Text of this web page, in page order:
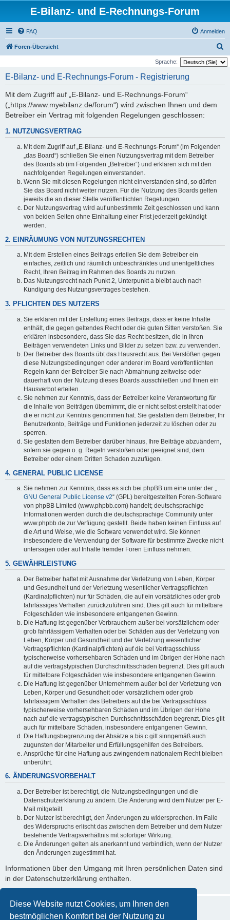
Diese Website nutzt Cookies, um Ihnen den
bestmöglichen Komfort bei der Nutzung zu
E-Bilanz- und E-Rechnungs-Forum
FAQ Anmelden
Foren-Übersicht
u
Sprache:
E-Bilanz- und E-Rechnungs-Forum - Registrierung
Mit dem Zugriff auf „E-Bilanz- und E-Rechnungs-Forum“
(„https://www.myebilanz.de/forum“) wird zwischen Ihnen und dem
Betreiber ein Vertrag mit folgenden Regelungen geschlossen:
1. NUTZUNGSVERTRAG
Mit dem Zugriff auf „E-Bilanz- und E-Rechnungs-Forum“ (im Folgenden
„das Board“) schließen Sie einen Nutzungsvertrag mit dem Betreiber
des Boards ab (im Folgenden „Betreiber“) und erklären sich mit den
nachfolgenden Regelungen einverstanden.
Wenn Sie mit diesen Regelungen nicht einverstanden sind, so dürfen
Sie das Board nicht weiter nutzen. Für die Nutzung des Boards gelten
jeweils die an dieser Stelle veröffentlichten Regelungen.
Der Nutzungsvertrag wird auf unbestimmte Zeit geschlossen und kann
von beiden Seiten ohne Einhaltung einer Frist jederzeit gekündigt
werden.
2. EINRÄUMUNG VON NUTZUNGSRECHTEN
Mit dem Erstellen eines Beitrags erteilen Sie dem Betreiber ein
einfaches, zeitlich und räumlich unbeschränktes und unentgeltliches
Recht, Ihren Beitrag im Rahmen des Boards zu nutzen.
Das Nutzungsrecht nach Punkt 2, Unterpunkt a bleibt auch nach
Kündigung des Nutzungsvertrages bestehen.
3. PFLICHTEN DES NUTZERS
Sie erklären mit der Erstellung eines Beitrags, dass er keine Inhalte
enthält, die gegen geltendes Recht oder die guten Sitten verstoßen. Sie
erklären insbesondere, dass Sie das Recht besitzen, die in Ihren
Beiträgen verwendeten Links und Bilder zu setzen bzw. zu verwenden.
Der Betreiber des Boards übt das Hausrecht aus. Bei Verstößen gegen
diese Nutzungsbedingungen oder anderer im Board veröffentlichten
Regeln kann der Betreiber Sie nach Abmahnung zeitweise oder
dauerhaft von der Nutzung dieses Boards ausschließen und Ihnen ein
Hausverbot erteilen.
Sie nehmen zur Kenntnis, dass der Betreiber keine Verantwortung für
die Inhalte von Beiträgen übernimmt, die er nicht selbst erstellt hat oder
die er nicht zur Kenntnis genommen hat. Sie gestatten dem Betreiber, Ihr
Benutzerkonto, Beiträge und Funktionen jederzeit zu löschen oder zu
sperren.
Sie gestatten dem Betreiber darüber hinaus, Ihre Beiträge abzuändern,
sofern sie gegen o. g. Regeln verstoßen oder geeignet sind, dem
Betreiber oder einem Dritten Schaden zuzufügen.
4. GENERAL PUBLIC LICENSE
Sie nehmen zur Kenntnis, dass es sich bei phpBB um eine unter der „
GNU General Public License v2“ (GPL) bereitgestellten Foren-Software
von phpBB Limited (www.phpbb.com) handelt; deutschsprachige
Informationen werden durch die deutschsprachige Community unter
www.phpbb.de zur Verfügung gestellt. Beide haben keinen Einfluss auf
die Art und Weise, wie die Software verwendet wird. Sie können
insbesondere die Verwendung der Software für bestimmte Zwecke nicht
untersagen oder auf Inhalte fremder Foren Einfluss nehmen.
5. GEWÄHRLEISTUNG
Der Betreiber haftet mit Ausnahme der Verletzung von Leben, Körper
und Gesundheit und der Verletzung wesentlicher Vertragspflichten
(Kardinalpflichten) nur für Schäden, die auf ein vorsätzliches oder grob
fahrlässiges Verhalten zurückzuführen sind. Dies gilt auch für mittelbare
Folgeschäden wie insbesondere entgangenen Gewinn.
Die Haftung ist gegenüber Verbrauchern außer bei vorsätzlichem oder
grob fahrlässigem Verhalten oder bei Schäden aus der Verletzung von
Leben, Körper und Gesundheit und der Verletzung wesentlicher
Vertragspflichten (Kardinalpflichten) auf die bei Vertragsschluss
typischerweise vorhersehbaren Schäden und im übrigen der Höhe nach
auf die vertragstypischen Durchschnittsschäden begrenzt. Dies gilt auch
für mittelbare Folgeschäden wie insbesondere entgangenen Gewinn.
Die Haftung ist gegenüber Unternehmern außer bei der Verletzung von
Leben, Körper und Gesundheit oder vorsätzlichem oder grob
fahrlässigem Verhalten des Betreibers auf die bei Vertragsschluss
typischerweise vorhersehbaren Schäden und im Übrigen der Höhe
nach auf die vertragstypischen Durchschnittsschäden begrenzt. Dies gilt
auch für mittelbare Schäden, insbesondere entgangenen Gewinn.
Die Haftungsbegrenzung der Absätze a bis c gilt sinngemäß auch
zugunsten der Mitarbeiter und Erfüllungsgehilfen des Betreibers.
Ansprüche für eine Haftung aus zwingendem nationalem Recht bleiben
unberührt.
6. ÄNDERUNGSVORBEHALT
Der Betreiber ist berechtigt, die Nutzungsbedingungen und die
Datenschutzerklärung zu ändern. Die Änderung wird dem Nutzer per E-
Mail mitgeteilt.
Der Nutzer ist berechtigt, den Änderungen zu widersprechen. Im Falle
des Widerspruchs erlischt das zwischen dem Betreiber und dem Nutzer
bestehende Vertragsverhältnis mit sofortiger Wirkung.
Die Änderungen gelten als anerkannt und verbindlich, wenn der Nutzer
den Änderungen zugestimmt hat.
Informationen über den Umgang mit Ihren persönlichen Daten sind
in der Datenschutzerklärung enthalten.